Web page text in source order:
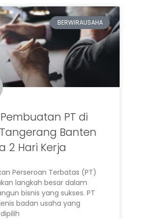
BERWIRAUSAHA
PT di
Banten
2 Hari Kerja
Perseroan Terbatas (PT)
langkah besar dalam
bisnis yang sukses. PT
badan usaha yang